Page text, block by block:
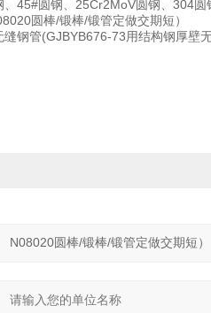
45#圆钢、25Cr2MoV圆钢、304
圆棒/锻棒/锻管定做交期短）
钢管(GJBYB676-73用结构钢厚壁